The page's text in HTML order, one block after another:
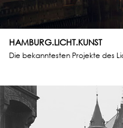
HAMBURG.LICHT.KUNST
Die bekanntesten Projekte des